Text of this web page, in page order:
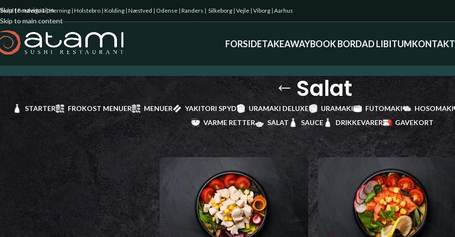
Skip to navigation
Skip to main content
|Fredericia|Herning | Holstebro | Kolding | Næstved | Odense | Randers | Silkeborg | Vejle | Viborg | Aarhus
FORSIDETAKEAWAYBOOK BORDAD LIBITUMKONTAKT
Salat
STARTER FROKOST MENUER MENUER YAKITORI SPYD URAMAKI DELUXE URAMAKI FUTOMAKI HOSOMAKI
VARME RETTER
SALAT SAUCE DRIKKEVARER
GAVEKORT
Hosomaki
Rispapir
Forside